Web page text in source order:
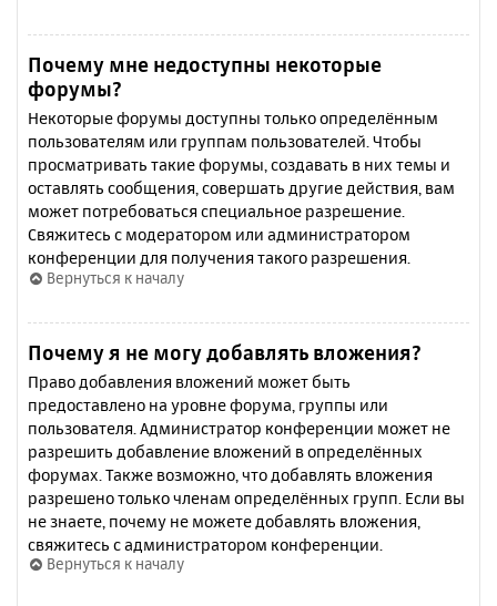
Почему мне недоступны некоторые
форумы?
Некоторые форумы доступны только определённым
пользователям или группам пользователей. Чтобы
просматривать такие форумы, создавать в них темы и
оставлять сообщения, совершать другие действия, вам
может потребоваться специальное разрешение.
Свяжитесь с модератором или администратором
конференции для получения такого разрешения.
Вернуться к началу
Почему я не могу добавлять вложения?
Право добавления вложений может быть
предоставлено на уровне форума, группы или
пользователя. Администратор конференции может не
разрешить добавление вложений в определённых
форумах. Также возможно, что добавлять вложения
разрешено только членам определённых групп. Если вы
не знаете, почему не можете добавлять вложения,
свяжитесь с администратором конференции.
Вернуться к началу